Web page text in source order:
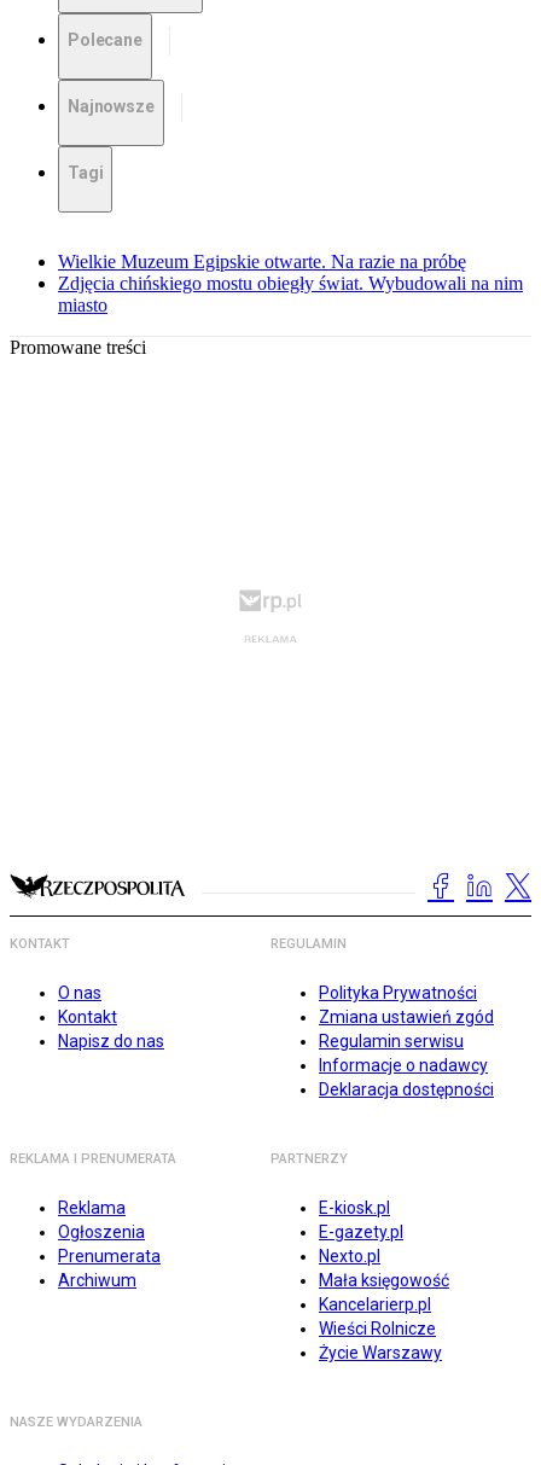
Polecane
Najnowsze
Tagi
Wielkie Muzeum Egipskie otwarte. Na razie na próbę
Zdjęcia chińskiego mostu obiegły świat. Wybudowali na nim
miasto
Promowane treści
KONTAKT
O nas
Kontakt
Napisz do nas
REGULAMIN
Polityka Prywatności
Zmiana ustawień zgód
Regulamin serwisu
Informacje o nadawcy
Deklaracja dostępności
REKLAMA I PRENUMERATA
Reklama
Ogłoszenia
Prenumerata
Archiwum
PARTNERZY
E-kiosk.pl
E-gazety.pl
Nexto.pl
Mała księgowość
Kancelarierp.pl
Wieści Rolnicze
Życie Warszawy
NASZE WYDARZENIA